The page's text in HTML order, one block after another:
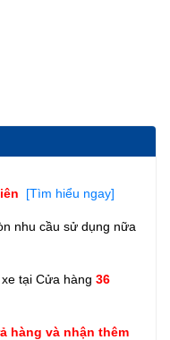
[Tìm hiểu ngay]
nhu cầu sử dụng nữa
tại Cửa hàng 36
hàng và nhận thêm